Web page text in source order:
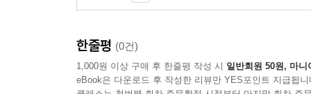
한줄평 (0건)
1,000원 이상 구매 후 한줄평 작성 시 일반회원 50원, 마니
eBook은 다운로드 후 작성한 리뷰만 YES포인트 지급됩니